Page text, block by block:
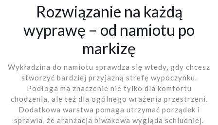
Rozwiązanie na każdą
wyprawę – od namiotu po
markizę
Wykładzina do namiotu sprawdza się wtedy, gdy chcesz
stworzyć bardziej przyjazną strefę wypoczynku.
Podłoga ma znaczenie nie tylko dla komfortu
chodzenia, ale też dla ogólnego wrażenia przestrzeni.
Dodatkowa warstwa pomaga utrzymać porządek i
sprawia, że aranżacja biwakowa wygląda schludniej.